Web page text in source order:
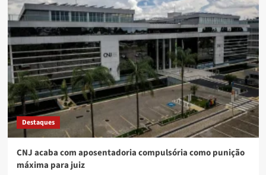
Destaques
CNJ acaba com aposentadoria compulsória como punição
máxima para juiz